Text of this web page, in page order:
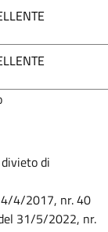
di
4/2017, nr. 40
31/5/2022, nr.